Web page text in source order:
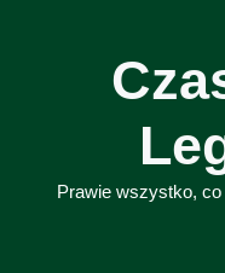
Prawie wszystko,